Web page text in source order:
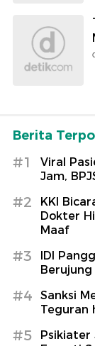
Berita
#1
Viral
Jam,
#2
KKI
Dokter
Maaf
#3
IDI
Berujung
#4
Sanksi
Teguran
#5
Psikiater